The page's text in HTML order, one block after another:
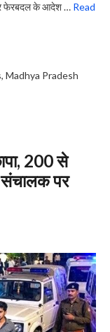
फेरबदल के आदेश … Read
,Madhya Pradesh
200 से
संचालक पर